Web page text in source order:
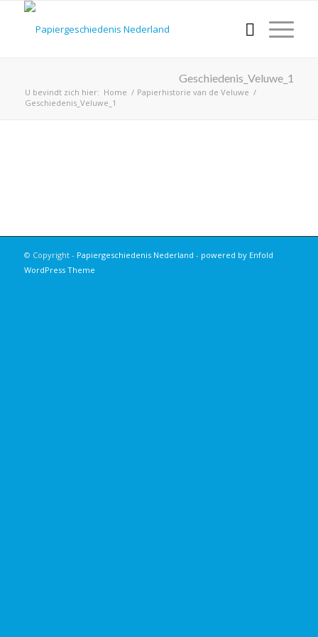
Geschiedenis_Veluwe_1
U bevindt zich hier: Home / Papierhistorie van de Veluwe /
Geschiedenis_Veluwe_1
© Copyright - Papiergeschiedenis Nederland - powered by Enfold
WordPress Theme